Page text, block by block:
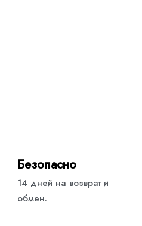
Безопасно
14 дней на возврат и
обмен.